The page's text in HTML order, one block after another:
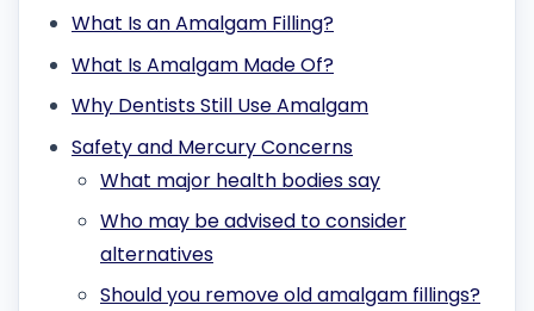
What Is an Amalgam Filling?
What Is Amalgam Made Of?
Why Dentists Still Use Amalgam
Safety and Mercury Concerns
What major health bodies say
Who may be advised to consider
alternatives
Should you remove old amalgam fillings?